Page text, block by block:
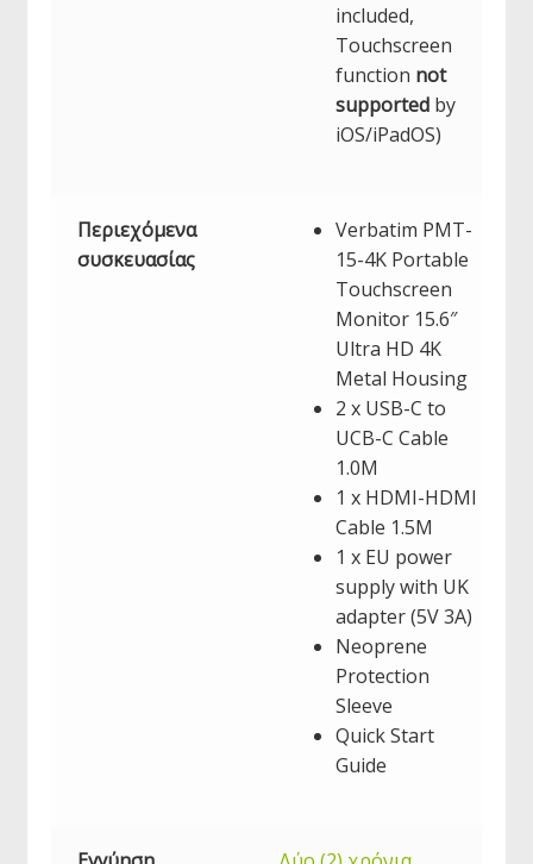
included,
Touchscreen
function not
supported by
iOS/iPadOS)
Περιεχόμενα
συσκευασίας
Verbatim PMT-
15-4K Portable
Touchscreen
Monitor 15.6″
Ultra HD 4K
Metal Housing
2 x USB-C to
UCB-C Cable
1.0M
1 x HDMI-HDMI
Cable 1.5M
1 x EU power
supply with UK
adapter (5V 3A)
Neoprene
Protection
Sleeve
Quick Start
Guide